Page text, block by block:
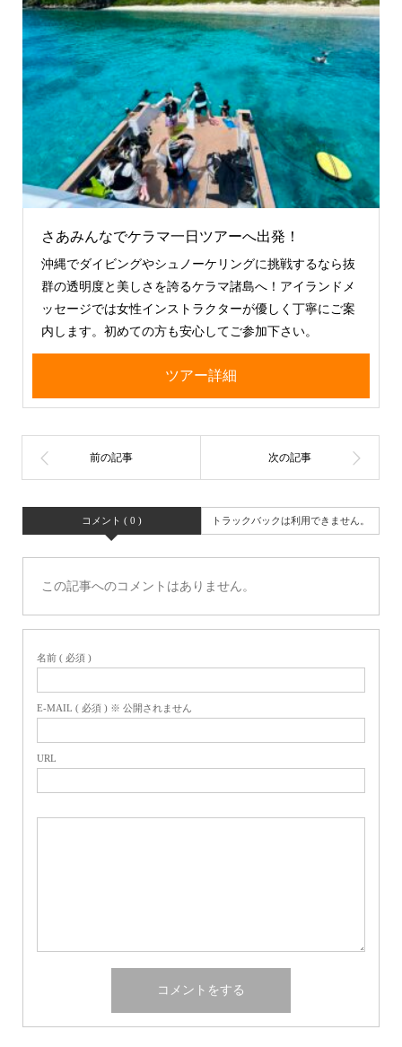
さあみんなでケラマ一日ツアーへ出発！
沖縄でダイビングやシュノーケリングに挑戦するなら抜
群の透明度と美しさを誇るケラマ諸島へ！アイランドメ
ッセージでは女性インストラクターが優しく丁寧にご案
内します。初めての方も安心してご参加下さい。
ツアー詳細
コメント ( 0 ) トラックバックは利用できません。
この記事へのコメントはありません。
名前 ( 必須 )
E-MAIL ( 必須 ) ※ 公開されません
URL